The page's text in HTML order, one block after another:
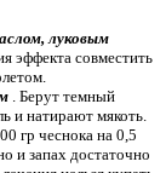
луковым
эффекта совместить
. Берут темный
и натирают мякоть.
гр чеснока на 0,5
и запах достаточно